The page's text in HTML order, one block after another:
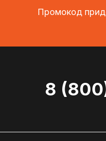
Промокод
8